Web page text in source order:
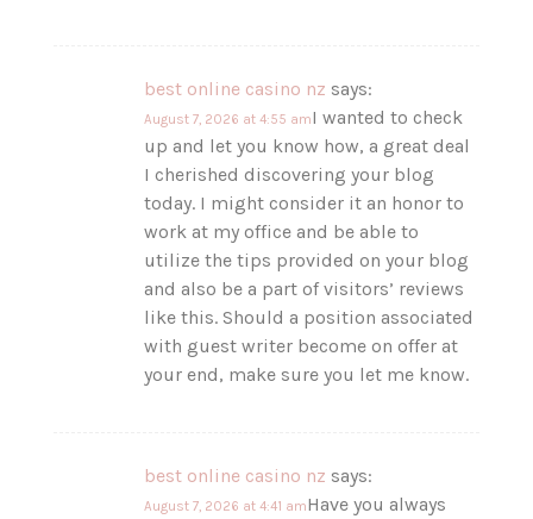
best online casino nz says:
August 7, 2026 at 4:55 amI wanted to check
up and let you know how, a great deal
I cherished discovering your blog
today. I might consider it an honor to
work at my office and be able to
utilize the tips provided on your blog
and also be a part of visitors’ reviews
like this. Should a position associated
with guest writer become on offer at
your end, make sure you let me know.
best online casino nz says:
August 7, 2026 at 4:41 amHave you always